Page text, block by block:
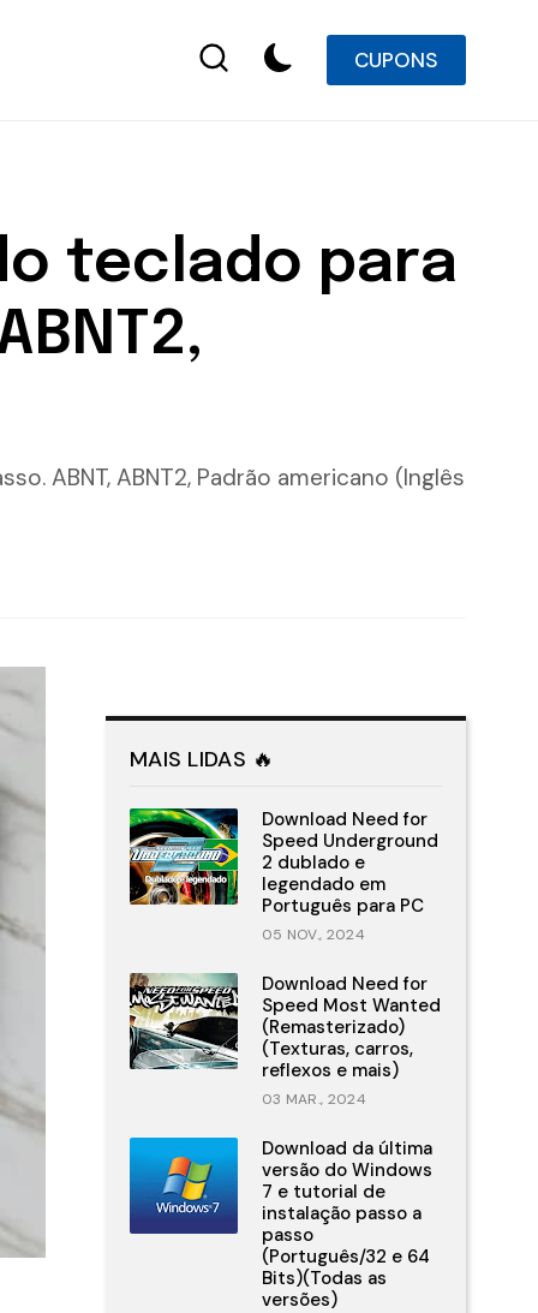
CUPONS
teclado para
ABNT, ABNT2, Padrão americano (Inglês
MAIS LIDAS 🔥
Download Need for
Speed Underground
2 dublado e
legendado em
Português para PC
05 NOV., 2024
Download Need for
Speed Most Wanted
(Remasterizado)
(Texturas, carros,
reflexos e mais)
03 MAR., 2024
Download da última
versão do Windows
7 e tutorial de
instalação passo a
passo
(Português/32 e 64
Bits)(Todas as
versões)